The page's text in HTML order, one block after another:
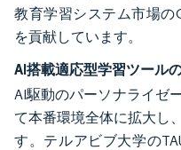
教育学習システム市場の
を貢献しています。
AI搭載適応型学習ツール
AI駆動のパーソナライゼ
て本番環境全体に拡大し
す。テルアビブ大学の